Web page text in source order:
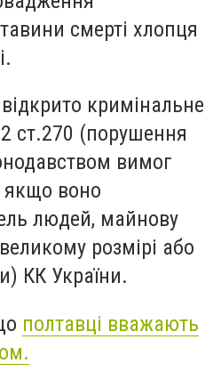
смерті хлопця
кримінальне
ст.270 (порушення
вимог
якщо воно
людей, майнову
розмірі або
КК України.
полтавці вважають